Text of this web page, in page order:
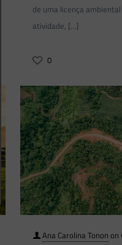
de uma licença
atividade, […]
0
Ana Carolina Tonon on